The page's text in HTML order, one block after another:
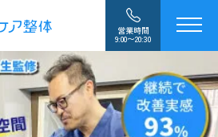
営業時間
9:00〜20:30